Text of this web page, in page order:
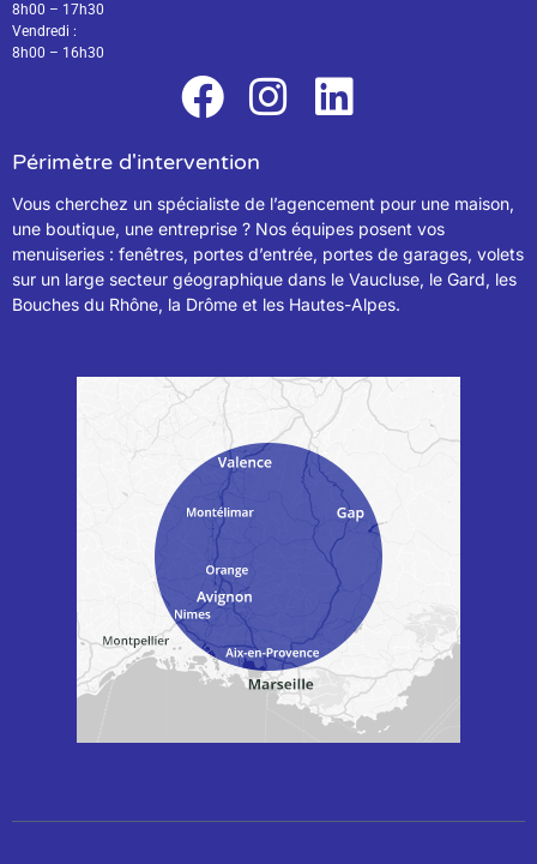
8h00 – 17h30
Vendredi :
8h00 – 16h30
Périmètre d'intervention
Vous cherchez un spécialiste de l’agencement pour une maison,
une boutique, une entreprise ? Nos équipes posent vos
menuiseries : fenêtres, portes d’entrée, portes de garages, volets
sur un large secteur géographique dans le Vaucluse, le Gard, les
Bouches du Rhône, la Drôme et les Hautes-Alpes.